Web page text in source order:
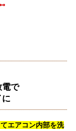
電で
エアコン内部を洗